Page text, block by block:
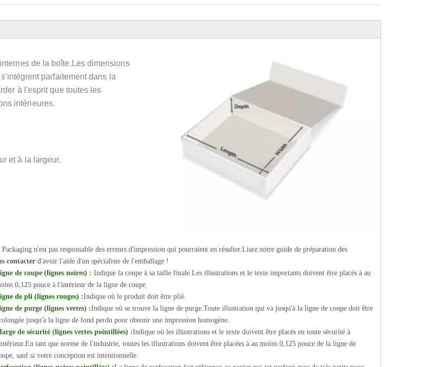
de la boîte.Les dimensions
parfaitement dans la
à l'esprit que toutes les
intérieures.
et à la largeur.
n'est pas responsable des erreurs d'impression qui pourraient en résulter.Lisez notre guide de préparation des
contacter d'avoir l'aide d'un spécialiste de l'emballage !
de coupe (lignes noires) : Indique la coupe à sa taille finale.Les illustrations et le texte importants doivent être placés à au
0,125 pouce à l'intérieur de la ligne de coupe.
de pli (lignes rouges) :Indique où le produit doit être plié.
de purge (lignes vertes) :Indique où se trouve la ligne de purge.Toute illustration qui va jusqu'à la ligne de coupe doit être
jusqu'à la ligne de fond perdu pour obtenir une impression homogène.
de sécurité (lignes vertes pointillées) :Indique où les illustrations et le texte doivent être placés en toute sécurité à
tant que norme de l'industrie, toutes les illustrations doivent être placées à au moins 0,125 pouce de la ligne de
sauf si votre conception est intentionnelle.